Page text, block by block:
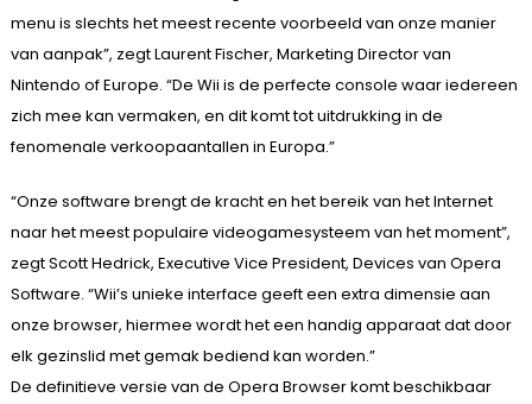
menu is slechts het meest recente voorbeeld van onze manier
van aanpak”, zegt Laurent Fischer, Marketing Director van
Nintendo of Europe. “De Wii is de perfecte console waar iedereen
zich mee kan vermaken, en dit komt tot uitdrukking in de
fenomenale verkoopaantallen in Europa.”
“Onze software brengt de kracht en het bereik van het Internet
naar het meest populaire videogamesysteem van het moment”,
zegt Scott Hedrick, Executive Vice President, Devices van Opera
Software. “Wii’s unieke interface geeft een extra dimensie aan
onze browser, hiermee wordt het een handig apparaat dat door
elk gezinslid met gemak bediend kan worden.”
De definitieve versie van de Opera Browser komt beschikbaar